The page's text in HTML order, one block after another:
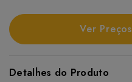
Ver Preços
Detalhes do Produto